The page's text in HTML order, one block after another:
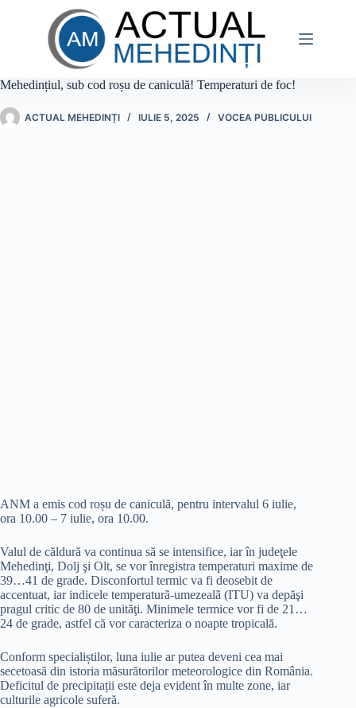
Mehedințiul, sub cod roșu de caniculă! Temperaturi de foc!
ACTUAL MEHEDINȚI IULIE 5, 2025 VOCEA PUBLICULUI
ANM a emis cod roșu de caniculă, pentru intervalul 6 iulie,
ora 10.00 – 7 iulie, ora 10.00.
Valul de căldură va continua să se intensifice, iar în judeţele
Mehedinţi, Dolj şi Olt, se vor înregistra temperaturi maxime de
39…41 de grade. Disconfortul termic va fi deosebit de
accentuat, iar indicele temperaturã-umezealã (ITU) va depăşi
pragul critic de 80 de unităţi. Minimele termice vor fi de 21…
24 de grade, astfel că vor caracteriza o noapte tropicală.
Conform specialiștilor, luna iulie ar putea deveni cea mai
secetoasă din istoria măsurătorilor meteorologice din România.
Deficitul de precipitații este deja evident în multe zone, iar
culturile agricole suferă.